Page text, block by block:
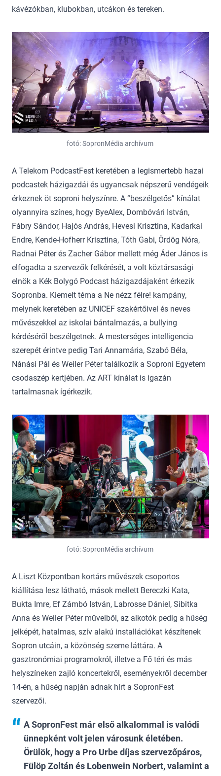
kávézókban, klubokban, utcákon és tereken.
fotó: SopronMédia archívum
A Telekom PodcastFest keretében a legismertebb hazai
podcastek házigazdái és ugyancsak népszerű vendégeik
érkeznek öt soproni helyszínre. A “beszélgetős” kínálat
olyannyira színes, hogy ByeAlex, Dombóvári István,
Fábry Sándor, Hajós András, Hevesi Krisztina, Kadarkai
Endre, Kende-Hofherr Krisztina, Tóth Gabi, Ördög Nóra,
Radnai Péter és Zacher Gábor mellett még Áder János is
elfogadta a szervezők felkérését, a volt köztársasági
elnök a Kék Bolygó Podcast házigazdájaként érkezik
Sopronba. Kiemelt téma a Ne nézz félre! kampány,
melynek keretében az UNICEF szakértőivel és neves
művészekkel az iskolai bántalmazás, a bullying
kérdéséről beszélgetnek. A mesterséges intelligencia
szerepét érintve pedig Tari Annamária, Szabó Béla,
Nánási Pál és Weiler Péter találkozik a Soproni Egyetem
csodaszép kertjében. Az ART kínálat is igazán
tartalmasnak ígérkezik.
fotó: SopronMédia archívum
A Liszt Központban kortárs művészek csoportos
kiállítása lesz látható, mások mellett Bereczki Kata,
Bukta Imre, Ef Zámbó István, Labrosse Dániel, Sibitka
Anna és Weiler Péter műveiből, az alkotók pedig a hűség
jelképét, hatalmas, szív alakú installációkat készítenek
Sopron utcáin, a közönség szeme láttára. A
gasztronómiai programokról, illetve a Fő téri és más
helyszíneken zajló koncertekről, eseményekről december
14-én, a hűség napján adnak hírt a SopronFest
szervezői.
A SopronFest már első alkalommal is valódi
ünnepként volt jelen városunk életében.
Örülök, hogy a Pro Urbe díjas szervezőpáros,
Fülöp Zoltán és Lobenwein Norbert, valamint a